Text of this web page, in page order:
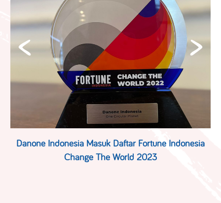
Danone Indonesia Masuk Daftar Fortune Indonesia
Change The World 2023